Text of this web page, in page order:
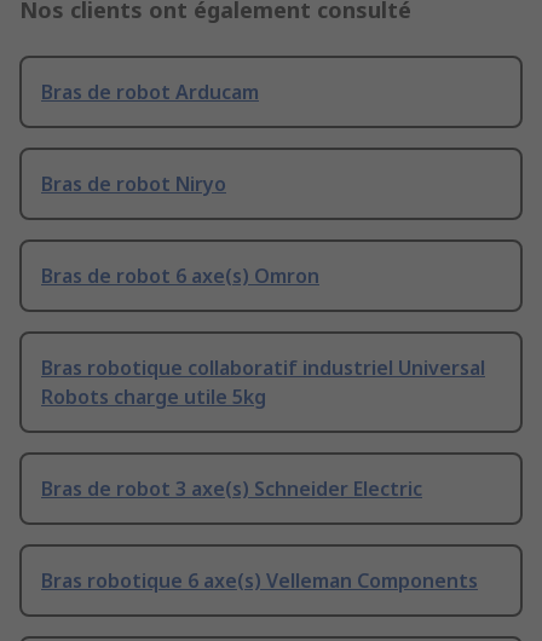
Nos clients ont également consulté
Bras de robot Arducam
Bras de robot Niryo
Bras de robot 6 axe(s) Omron
Bras robotique collaboratif industriel Universal
Robots charge utile 5kg
Bras de robot 3 axe(s) Schneider Electric
Bras robotique 6 axe(s) Velleman Components